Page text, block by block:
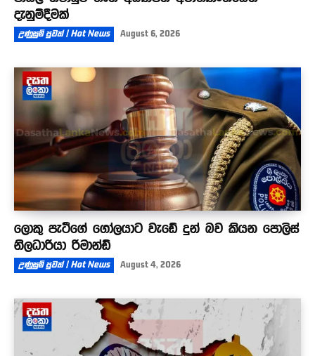
දැනුම්දීමක්
උණුසුම් පුවත් | Hot News August 6, 2026
ලොකු පැටීගේ ගෝලයාට වැඩේ දුන් බව කියන පොලිස්
නිලධාරියා රිමාන්ඩ්
උණුසුම් පුවත් | Hot News August 4, 2026